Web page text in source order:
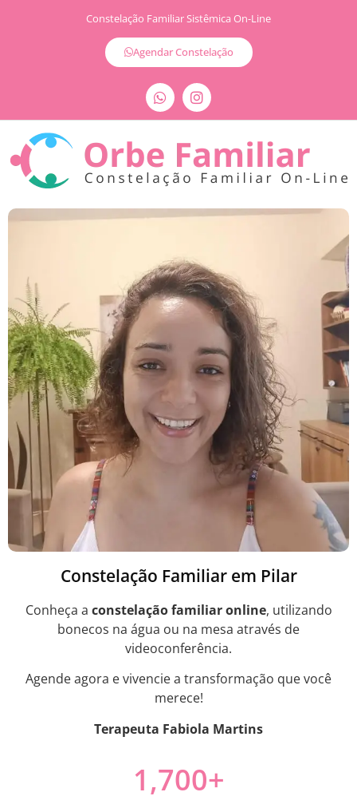
Constelação Familiar Sistêmica On-Line
Agendar Constelação
Constelação Familiar em Pilar
Conheça a constelação familiar online, utilizando
bonecos na água ou na mesa através de
videoconferência.
Agende agora e vivencie a transformação que você
merece!
Terapeuta Fabiola Martins
1,700+